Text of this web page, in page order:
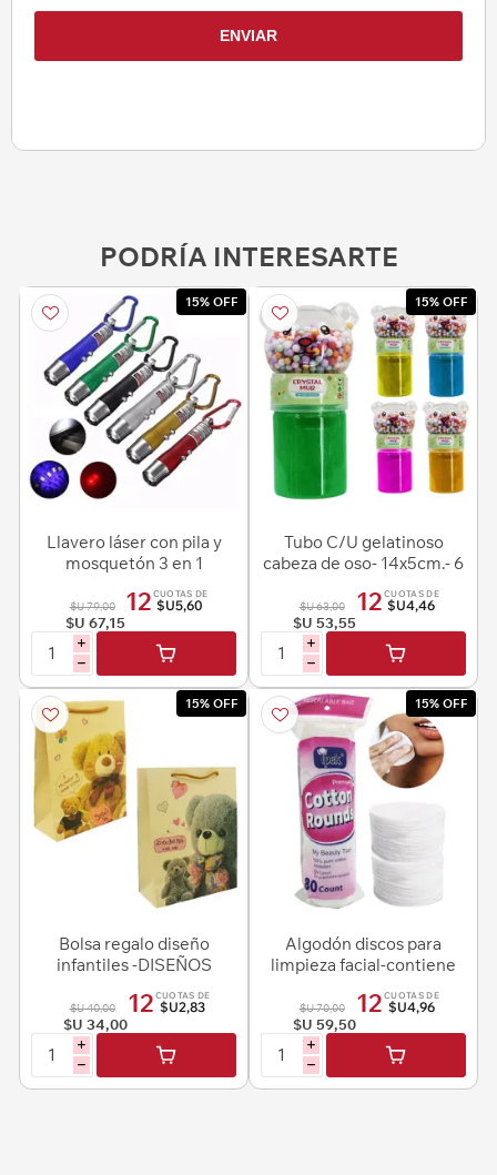
PODRÍA INTERESARTE
15% OFF
Llavero láser con pila y
mosquetón 3 en 1
$U 79,00
$U 67,15
12 CUOTAS DE
$U5,60
i
h
15% OFF
Tubo C/U gelatinoso
cabeza de oso- 14x5cm.- 6
$U 63,00
$U 53,55
12 CUOTAS DE
$U4,46
i
h
15% OFF
Bolsa regalo diseño
infantiles -DISEÑOS
$U 40,00
$U 34,00
12 CUOTAS DE
$U2,83
i
h
15% OFF
Algodón discos para
limpieza facial-contiene
$U 70,00
$U 59,50
12 CUOTAS DE
$U4,96
i
h